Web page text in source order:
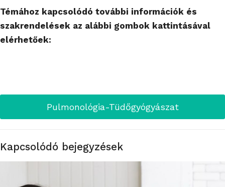
Témához kapcsolódó további információk és
szakrendelések az alábbi gombok kattintásával
elérhetőek:
Pulmonológia-Tüdőgyógyászat
Kapcsolódó bejegyzések